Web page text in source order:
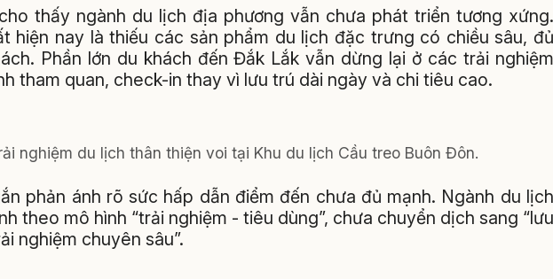
thấy ngành du lịch địa phương vẫn chưa phát triển tương xứng.
hiện nay là thiếu các sản phẩm du lịch đặc trưng có chiều sâu, đủ
Phần lớn du khách đến Đắk Lắk vẫn dừng lại ở các trải nghiệm
tham quan, check-in thay vì lưu trú dài ngày và chi tiêu cao.
nghiệm du lịch thân thiện voi tại Khu du lịch Cầu treo Buôn Đôn.
phản ánh rõ sức hấp dẫn điểm đến chưa đủ mạnh. Ngành du lịch
theo mô hình “trải nghiệm - tiêu dùng”, chưa chuyển dịch sang “lưu
nghiệm chuyên sâu”.